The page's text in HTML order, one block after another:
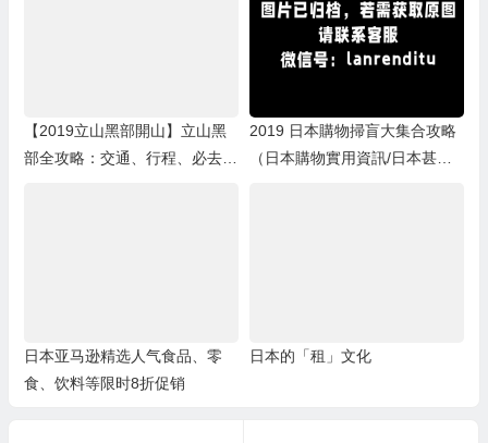
【2019立山黑部開山】立山黑
部全攻略：交通、行程、必去景
2019 日本購物掃盲大集合攻略
（日本購物實用資訊/日本甚麼
日本亚马逊精选人气食品、零
食、饮料等限时8折促销
日本的「租」文化